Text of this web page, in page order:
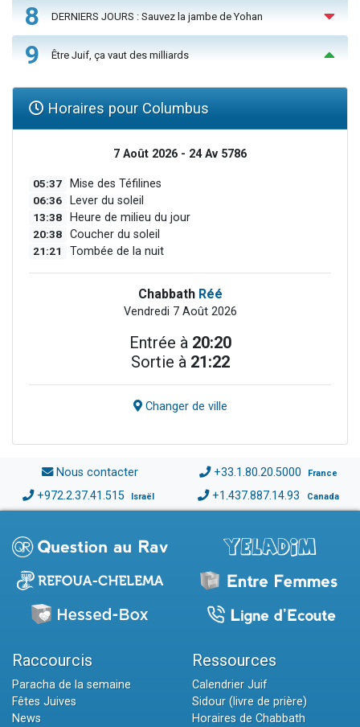
8 DERNIERS JOURS : Sauvez la jambe de Yohan
9 Être Juif, ça vaut des milliards
Horaires pour Columbus
7 Août 2026 - 24 Av 5786
05:37 Mise des Téfilines
06:36 Lever du soleil
13:38 Heure de milieu du jour
20:38 Coucher du soleil
21:21 Tombée de la nuit
Chabbath Réé
Vendredi 7 Août 2026
Entrée à 20:20
Sortie à 21:22
Changer de ville
Nous contacter +33.1.80.20.5000 France
+972.2.37.41.515 Israël +1.437.887.14.93 Canada
Raccourcis
Paracha de la semaine
Fêtes Juives
News
Ressources
Calendrier Juif
Sidour (livre de prière)
Horaires de Chabbath